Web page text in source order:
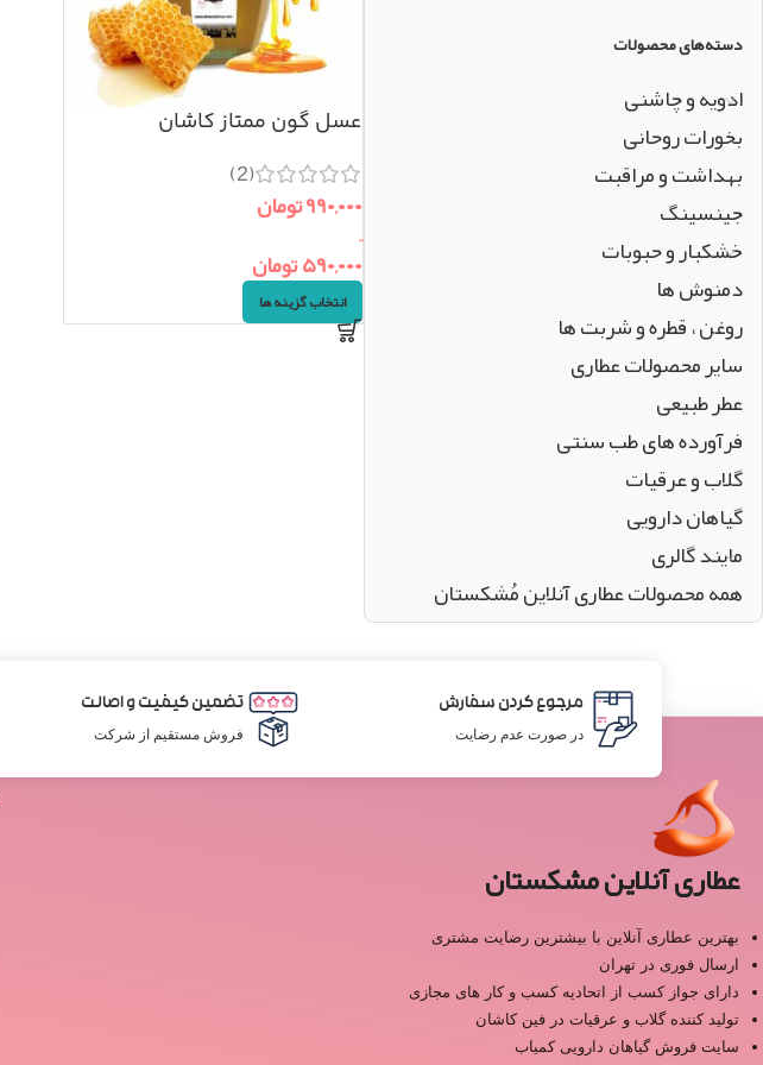
دسته‌های محصولات
ادویه و چاشنی
بخورات روحانی
بهداشت و مراقبت
جینسینگ
خشکبار و حبوبات
دمنوش ها
روغن ، قطره و شربت ها
سایر محصولات عطاری
عطر طبیعی
فرآورده های طب سنتی
گلاب و عرقیات
گیاهان دارویی
مایند گالری
همه محصولات عطاری آنلاین مُشکستان
عسل گون ممتاز کاشان
(2)
۹۹۰,۰۰۰تومان
–
۵۹۰,۰۰۰تومان
انتخاب گزینه ها
مرجوع کردن سفارش
در صورت عدم رضایت
تضمین کیفیت و اصالت
فروش مستقیم از شرکت
عطاری آنلاین مشکستان
بهترین عطاری آنلاین با بیشترین رضایت مشتری
ارسال فوری در تهران
دارای جواز کسب از اتحادیه کسب و کار های مجازی
تولید کننده گلاب و عرقیات در فین کاشان
سایت فروش گیاهان دارویی کمیاب